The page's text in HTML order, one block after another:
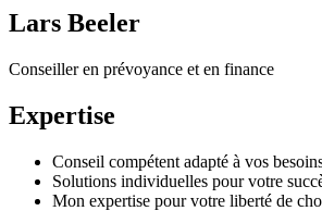
Lars Beeler
Conseiller en prévoyance et en finance
Expertise
Conseil compétent adapté à vos
Solutions individuelles pour votre
Mon expertise pour votre liberté de